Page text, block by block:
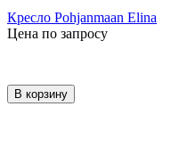
Кресло Pohjanmaan Elina
Цена по запросу
В корзину